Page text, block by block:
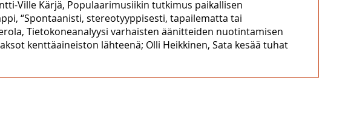
Ville Kärjä, Populaarimusiikin tutkimus paikallisen
“Spontaanisti, stereotyyppisesti, tapailematta tai
Tietokoneanalyysi varhaisten äänitteiden nuotintamisen
kenttäaineiston lähteenä; Olli Heikkinen, Sata kesää tuhat